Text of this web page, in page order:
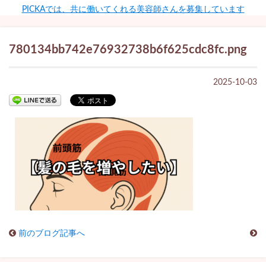
PICKAでは、共に働いてくれる美容師さんを募集しています
780134bb742e76932738b6f625cdc8fc.png
2025-10-03
前のブログ記事へ